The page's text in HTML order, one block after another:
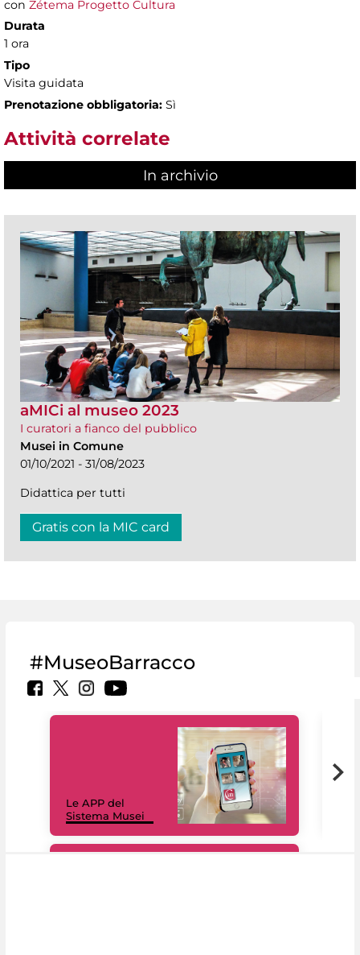
con Zétema Progetto Cultura
Durata
1 ora
Tipo
Visita guidata
Prenotazione obbligatoria: Sì
Attività correlate
In archivio
aMICi al museo 2023
I curatori a fianco del pubblico
Musei in Comune
01/10/2021 - 31/08/2023
Didattica per tutti
Gratis con la MIC card
#MuseoBarracco
Le APP del
Sistema Musei